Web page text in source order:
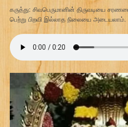
கருத்து: சிவபெருமானின் திருவடியை
பெற்று பிறவி இல்லாத நிலையை அடையலாம்.